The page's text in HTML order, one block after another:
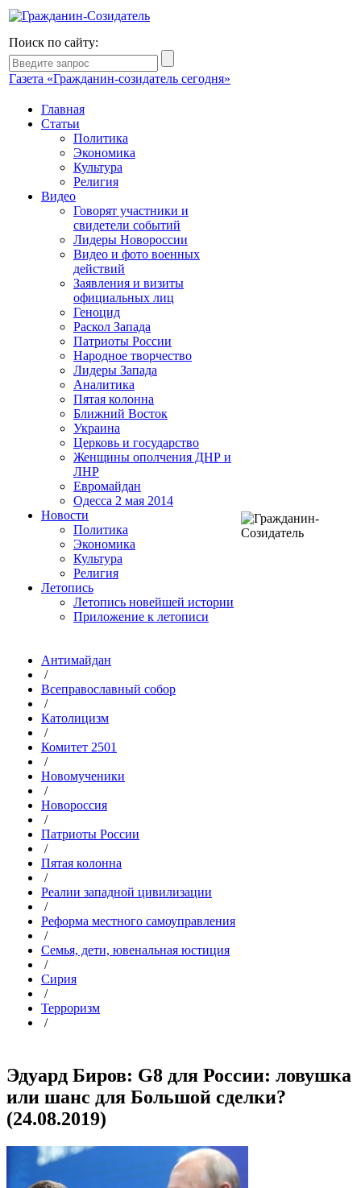
Поиск по сайту:
Газета «Гражданин-созидатель сегодня»
Главная
Статьи
Политика
Экономика
Культура
Религия
Видео
Говорят участники и
свидетели событий
Лидеры Новороссии
Видео и фото военных
действий
Заявления и визиты
официальных лиц
Геноцид
Раскол Запада
Патриоты России
Народное творчество
Лидеры Запада
Аналитика
Пятая колонна
Ближний Восток
Украина
Церковь и государство
Женщины ополчения ДНР и
ЛНР
Евромайдан
Одесса 2 мая 2014
Новости
Политика
Экономика
Культура
Религия
Летопись
Летопись новейшей истории
Приложение к летописи
Антимайдан
/
Всеправославный собор
/
Католицизм
/
Комитет 2501
/
Новомученики
/
Новороссия
/
Патриоты России
/
Пятая колонна
/
Реалии западной цивилизации
/
Реформа местного самоуправления
/
Семья, дети, ювенальная юстиция
/
Сирия
/
Терроризм
/
Эдуард Биров: G8 для России: ловушка
или шанс для Большой сделки?
(24.08.2019)